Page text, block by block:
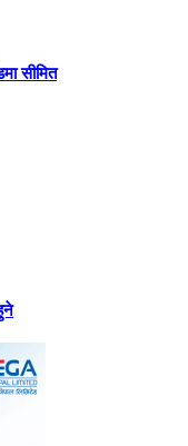
सीमित